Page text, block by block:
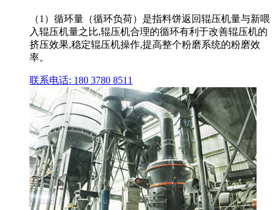
（1）循环量（循环负荷）是指料饼返回辊压机量与新喂
入辊压机量之比,辊压机合理的循环有利于改善辊压机的
挤压效果,稳定辊压机操作,提高整个粉磨系统的粉磨效
率。
联系电话: 180 3780 8511